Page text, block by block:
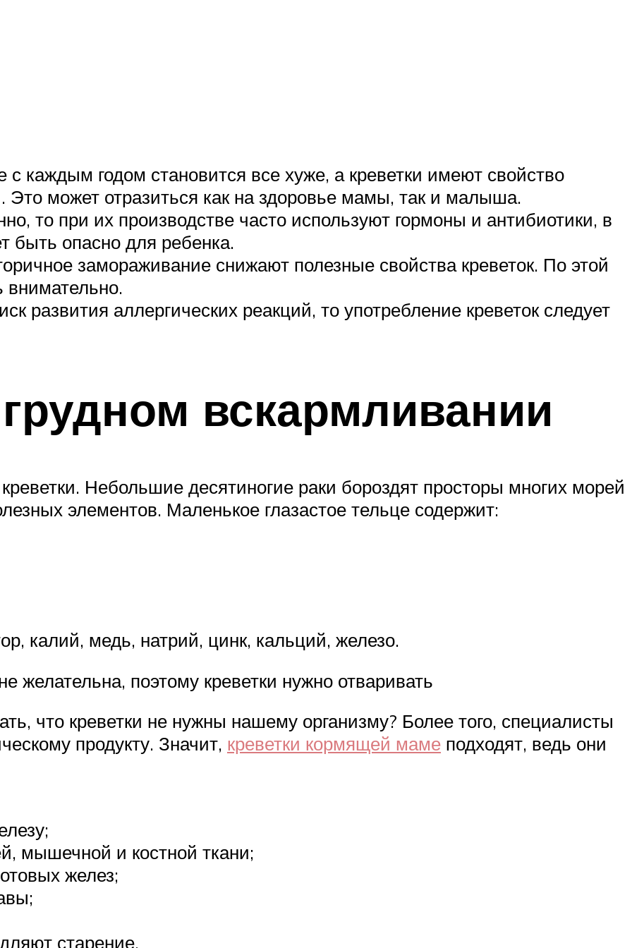
каждым годом становится все хуже, а креветки имеют свойство
Это может отразиться как на здоровье мамы, так и малыша.
то при их производстве часто используют гормоны и антибиотики, в
быть опасно для ребенка.
замораживание снижают полезные свойства креветок. По этой
внимательно.
развития аллергических реакций, то употребление креветок следует
вскармливании
Небольшие десятиногие раки бороздят просторы многих морей
элементов. Маленькое глазастое тельце содержит:
калий, медь, натрий, цинк, кальций, железо.
поэтому креветки нужно отваривать
что креветки не нужны нашему организму? Более того, специалисты
продукту. Значит, креветки кормящей маме подходят, ведь они
мышечной и костной ткани;
желез;
старение.